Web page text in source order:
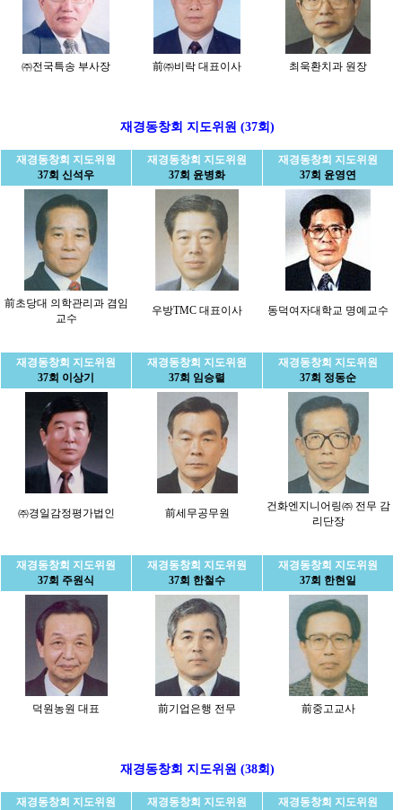
㈜전국특송 부사장 前㈜비락 대표이사 최욱환치과 원장
재경동창회 지도위원 (37회)
재경동창회 지도위원
37회 신석우
재경동창회 지도위원
37회 윤병화
재경동창회 지도위원
37회 윤영연
前초당대 의학관리과 겸임
교수
우방TMC 대표이사 동덕여자대학교 명예교수
재경동창회 지도위원
37회 이상기
재경동창회 지도위원
37회 임승렬
재경동창회 지도위원
37회 정동순
㈜경일감정평가법인 前세무공무원
건화엔지니어링㈜ 전무 감
리단장
재경동창회 지도위원
37회 주원식
재경동창회 지도위원
37회 한철수
재경동창회 지도위원
37회 한현일
덕원농원 대표 前기업은행 전무 前중고교사
재경동창회 지도위원 (38회)
재경동창회 지도위원
재경동창회 지도위원
재경동창회 지도위원